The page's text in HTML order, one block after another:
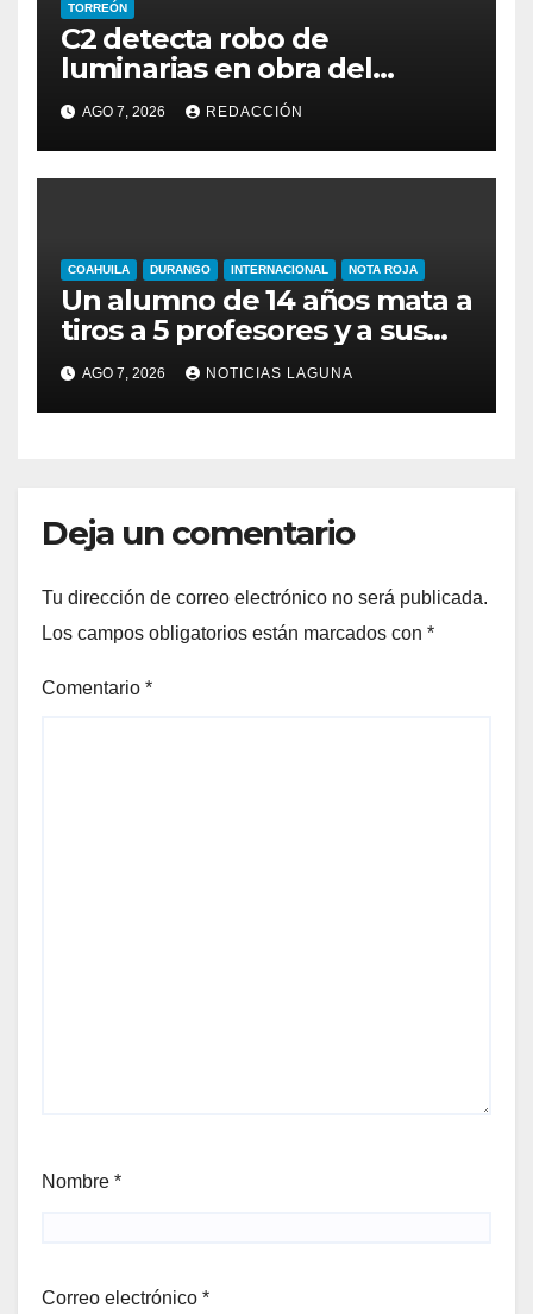
TORREÓN
C2 detecta robo de
luminarias en obra del
Sistema Vial Revolución–
Vasconcelos; hay un
detenido
AGO 7, 2026 REDACCIÓN
COAHUILA DURANGO INTERNACIONAL NOTA ROJA
Un alumno de 14 años mata a
tiros a 5 profesores y a sus
abuelos en Tailandia
AGO 7, 2026 NOTICIAS LAGUNA
Deja un comentario
Tu dirección de correo electrónico no será publicada.
Los campos obligatorios están marcados con *
Comentario *
Nombre *
Correo electrónico *